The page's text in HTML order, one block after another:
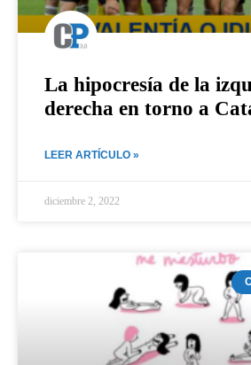
La hipocresía de la
derecha en torno a
LEER ARTÍCULO »
diciembre 2, 2022